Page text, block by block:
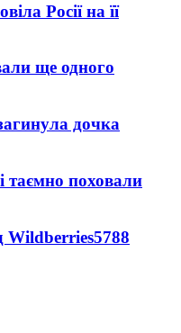
Росії на її
ще одного
дочка
таємно поховали
Wildberries5788